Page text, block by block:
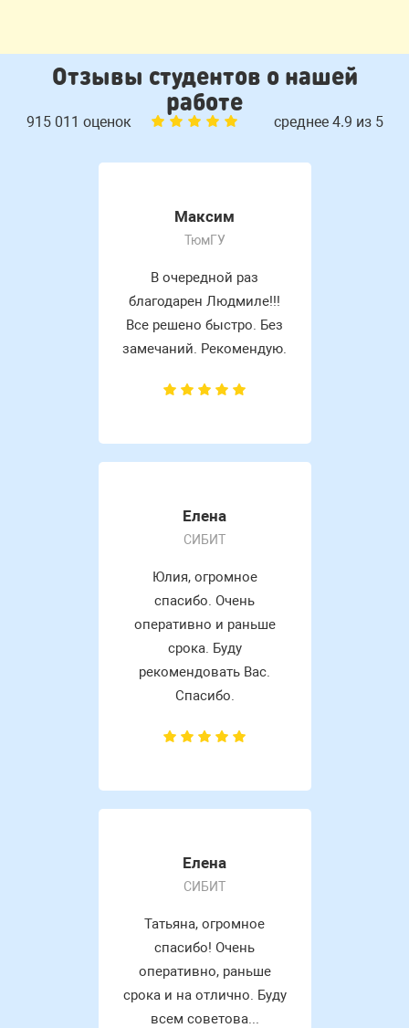
Отзывы студентов о нашей
работе
915 011 оценок среднее 4.9 из 5
Максим
ТюмГУ
В очередной раз
благодарен Людмиле!!!
Все решено быстро. Без
замечаний. Рекомендую.
Елена
СИБИТ
Юлия, огромное
спасибо. Очень
оперативно и раньше
срока. Буду
рекомендовать Вас.
Спасибо.
Елена
СИБИТ
Татьяна, огромное
спасибо! Очень
оперативно, раньше
срока и на отлично. Буду
всем советова...